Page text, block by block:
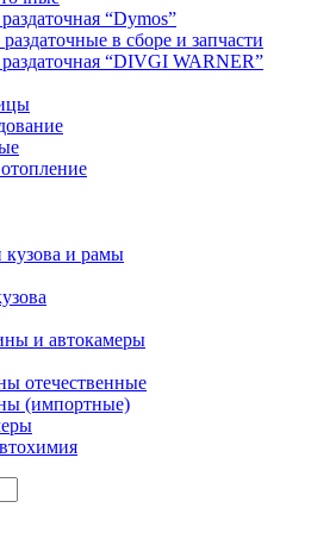
“Dymos”
в сборе и запчасти
“DIVGI WARNER”
кузова и рамы
и автокамеры
отечественные
(импортные)